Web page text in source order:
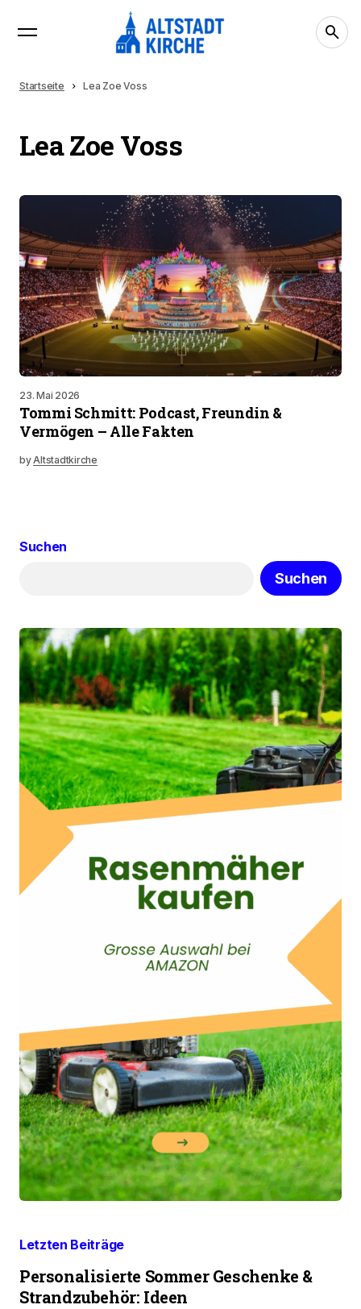
Startseite Lea Zoe Voss
Lea Zoe Voss
23. Mai 2026
Tommi Schmitt: Podcast, Freundin &
Vermögen – Alle Fakten
byAltstadtkirche
Suchen
Suchen
Letzten Beiträge
Personalisierte Sommer Geschenke &
Strandzubehör: Ideen